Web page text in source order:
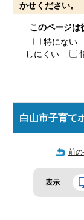
かせください。
このページは
特にない
しにくい
白山市子育て
前
表示